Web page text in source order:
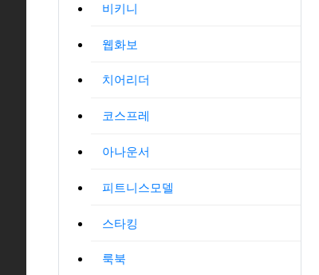
비키니
웹화보
치어리더
코스프레
아나운서
피트니스모델
스타킹
룩북